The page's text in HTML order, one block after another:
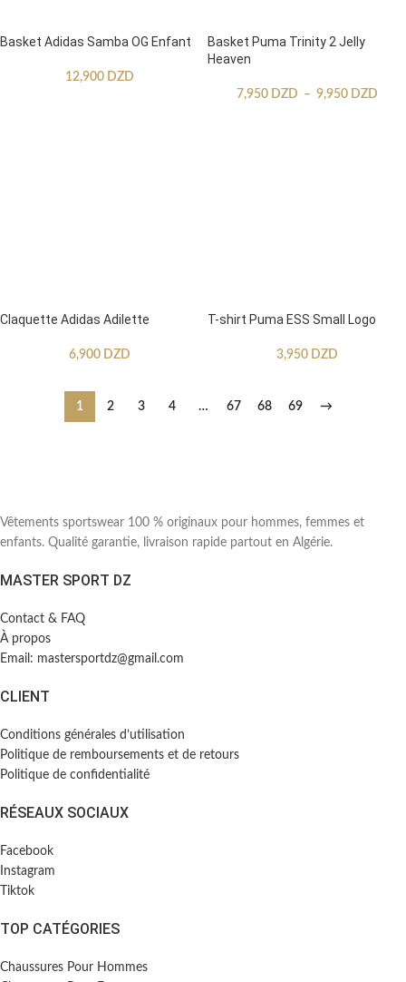
Basket Adidas Samba OG Enfant
12,900 DZD
Basket Puma Trinity 2 Jelly
Heaven
7,950 DZD – 9,950 DZD
Claquette Adidas Adilette
6,900 DZD
T-shirt Puma ESS Small Logo
3,950 DZD
1 2 3 4 … 67 68 69 →
Vêtements sportswear 100 % originaux pour hommes, femmes et
enfants. Qualité garantie, livraison rapide partout en Algérie.
MASTER SPORT DZ
Contact & FAQ
À propos
Email: mastersportdz@gmail.com
CLIENT
Conditions générales d’utilisation
Politique de remboursements et de retours
Politique de confidentialité
RÉSEAUX SOCIAUX
Facebook
Instagram
Tiktok
TOP CATÉGORIES
Chaussures Pour Hommes